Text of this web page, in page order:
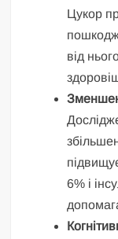
Цукор
від
6% і